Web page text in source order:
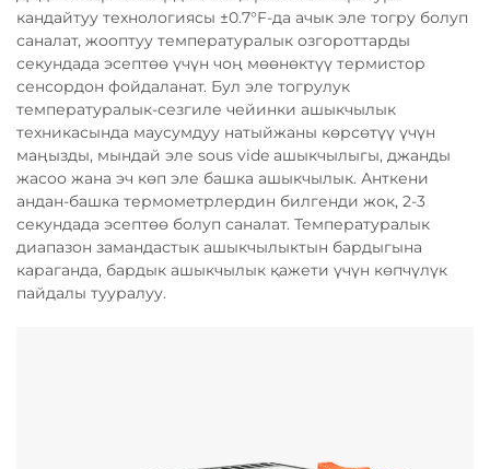
кандайтуу технологиясы ±0.7°F-да ачык эле тогру болуп
саналат, жооптуу температуралык озгороттарды
секундада эсептөө үчүн чоң мөөнөктүү термистор
сенсордон фойдаланат. Бул эле тогрулук
температуралык-сезгиле чейинки ашыкчылык
техникасында маусумдуу натыйжаны көрсөтүү үчүн
маңызды, мындай эле sous vide ашыкчылыгы, джанды
жасоо жана эч көп эле башка ашыкчылык. Анткени
андан-башка термометрлердин билгенди жок, 2-3
секундада эсептөө болуп саналат. Температуралык
диапазон замандастык ашыкчылыктын бардыгына
караганда, бардык ашыкчылык қажети үчүн көпчүлүк
пайдалы тууралуу.